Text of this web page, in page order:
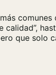
que solo